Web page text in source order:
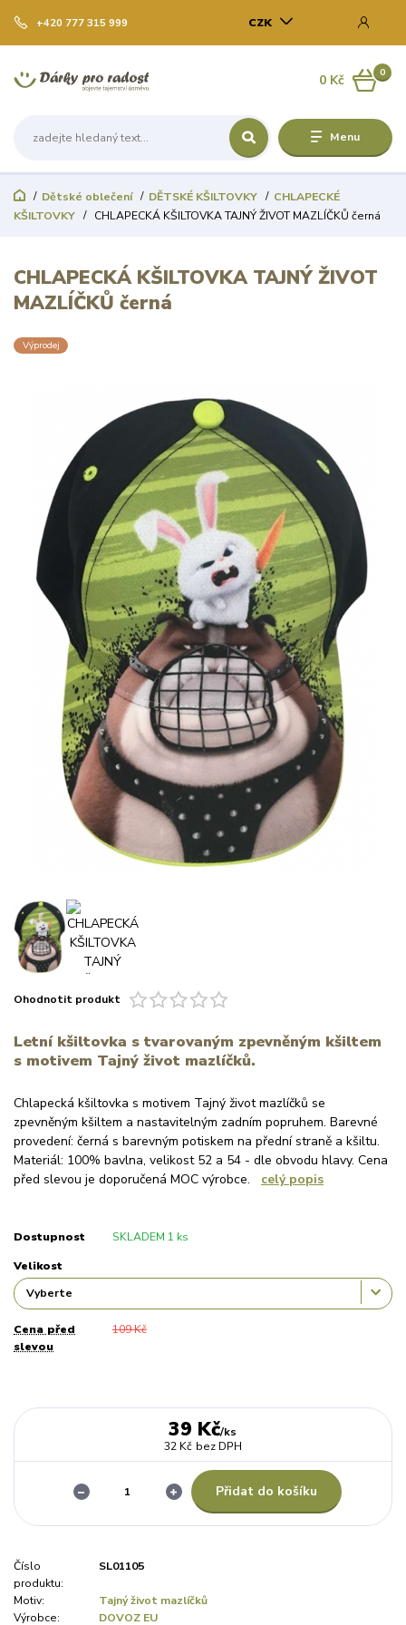
Menu
CZK
+420 777 315 999
0
0 Kč
Dětské oblečení DĚTSKÉ KŠILTOVKY
CHLAPECKÉ
KŠILTOVKY
CHLAPECKÁ KŠILTOVKA TAJNÝ ŽIVOT MAZLÍČKŮ černá
CHLAPECKÁ KŠILTOVKA TAJNÝ ŽIVOT
MAZLÍČKŮ černá
Výprodej
Ohodnotit produkt
Letní kšiltovka s tvarovaným zpevněným kšiltem
s motivem Tajný život mazlíčků.
Chlapecká kšiltovka s motivem Tajný život mazlíčků se
zpevněným kšiltem a nastavitelným zadním popruhem. Barevné
provedení: černá s barevným potiskem na přední straně a kšiltu.
Materiál: 100% bavlna, velikost 52 a 54 - dle obvodu hlavy. Cena
před slevou je doporučená MOC výrobce. celý popis
Dostupnost SKLADEM 1 ks
Velikost
Cena před
slevou
109 Kč
39 Kč/ks
32 Kč bez DPH
Přidat do košíku
Číslo
produktu:
SL01105
Motiv:
Tajný život mazlíčků
Výrobce:
DOVOZ EU